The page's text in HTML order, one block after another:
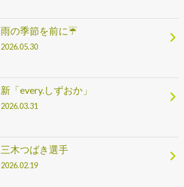
雨の季節を前に☔
2026.05.30
新「every.しずおか」
2026.03.31
三木つばき選手
2026.02.19